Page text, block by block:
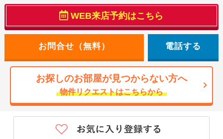
WEB来店予約はこちら
電話する
お探しのお部屋が見つからない方へ
物件リクエストはこちらから